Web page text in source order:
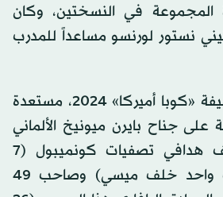
المجموعة في النسختين، وكان
نستور لورنسو مساعداً للمدرب
وتبدو كولومبيا، وصيفة «كوبا أميركا» 2024، مستعدة
على جناح بايرن ميونيخ الألماني
لويس دياس، وصيف هدافي تصفيات كونميبول (7
أهداف بفارق هدف واحد خلف ميسي) وصاحب 49